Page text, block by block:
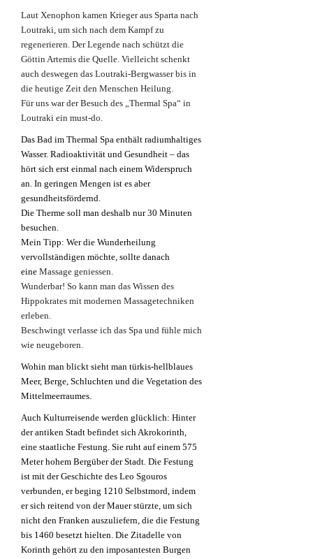
Laut Xenophon kamen Krieger aus Sparta nach
Loutraki, um sich nach dem Kampf zu
regenerieren. Der Legende nach schützt die
Göttin Artemis die Quelle. Vielleicht schenkt
auch deswegen das Loutraki-Bergwasser bis in
die heutige Zeit den Menschen Heilung.
Für uns war der Besuch des „Thermal Spa“ in
Loutraki ein must-do.
Das Bad im Thermal Spa enthält radiumhaltiges
Wasser. Radioaktivität und Gesundheit – das
hört sich erst einmal nach einem Widerspruch
an. In geringen Mengen ist es aber
gesundheitsfördernd.
Die Therme soll man deshalb nur 30 Minuten
besuchen.
Mein Tipp: Wer die Wunderheilung
vervollständigen möchte, sollte danach
eine Massage geniessen.
Wunderbar! So kann man das Wissen des
Hippokrates mit modernen Massagetechniken
erleben.
Beschwingt verlasse ich das Spa und fühle mich
wie neugeboren.
Wohin man blickt sieht man türkis-hellblaues
Meer, Berge, Schluchten und die Vegetation des
Mittelmeerraumes.
Auch Kulturreisende werden glücklich: Hinter
der antiken Stadt befindet sich Akrokorinth,
eine staatliche Festung. Sie ruht auf einem 575
Meter hohem Bergüber der Stadt. Die Festung
ist mit der Geschichte des Leo Sgouros
verbunden, er beging 1210 Selbstmord, indem
er sich reitend von der Mauer stürzte, um sich
nicht den Franken auszuliefern, die die Festung
bis 1460 besetzt hielten. Die Zitadelle von
Korinth gehört zu den imposantesten Burgen